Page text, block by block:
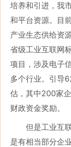
培养和引进，我
和平台资源。目
产业生态供给资
省级工业互联网
项目，涉及电子
多个行业。引导
估，其中200家
财政资金奖励。
但是工业互联
是有相当部分企